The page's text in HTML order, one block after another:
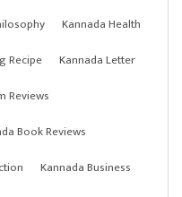
Kannada Health
Recipe
Kannada Letter
Reviews
Book Reviews
Kannada Business